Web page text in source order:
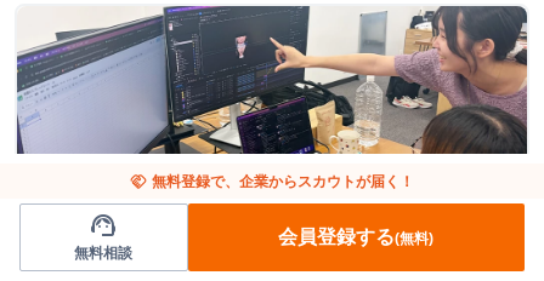
東京都 マーケティング
handshake 無料登録で、企業からスカウトが届く！
support_agent
無料相談
会員登録する(無料)